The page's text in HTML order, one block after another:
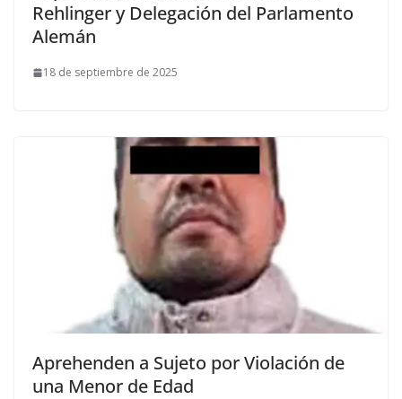
Rehlinger y Delegación del Parlamento
Alemán
18 de septiembre de 2025
Aprehenden a Sujeto por Violación de
una Menor de Edad